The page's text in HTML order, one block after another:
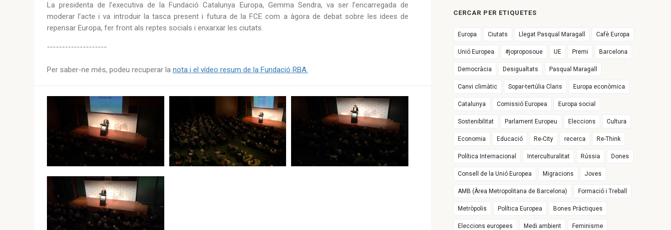
La presidenta de l’executiva de la Fundació Catalunya Europa, Gemma Sendra, va ser l’encarregada de
moderar l’acte i va introduir la tasca present i futura de la FCE com a àgora de debat sobre les idees de
repensar Europa, fer front als reptes socials i enxarxar les ciutats.
--------------------
Per saber-ne més, podeu recuperar la nota i el vídeo resum de la Fundació RBA.
CERCAR PER ETIQUETES
Europa Ciutats Llegat Pasqual Maragall Cafè Europa
Unió Europea #joproposoue UE Premi Barcelona
Democràcia Desigualtats Pasqual Maragall
Canvi climàtic Sopar-tertúlia Claris Europa econòmica
Catalunya Comissió Europea Europa social
Sostenibilitat Parlament Europeu Eleccions Cultura
Economia Educació Re-City recerca Re-Think
Política Internacional Interculturalitat Rússia Dones
Consell de la Unió Europea Migracions Joves
AMB (Àrea Metropolitana de Barcelona) Formació i Treball
Metròpolis Política Europea Bones Pràctiques
Eleccions europees Medi ambient Feminisme